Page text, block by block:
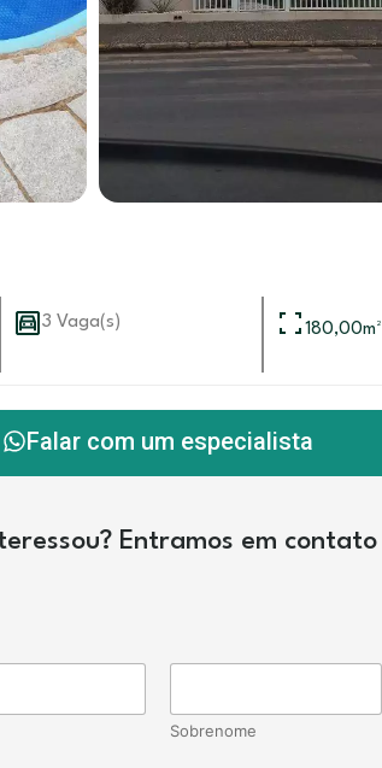
3 Vaga(s) 180,00m²
Falar com um especialista
Entramos em contato
Sobrenome